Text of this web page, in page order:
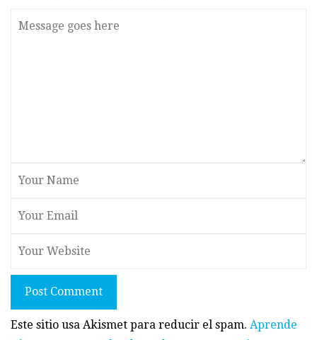
Post Comment
Este sitio usa Akismet para reducir el spam. Aprende